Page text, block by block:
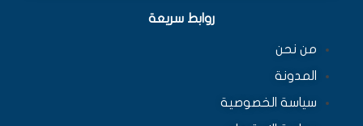
روابط سريعة
من نحن
المدونة
سياسة الخصوصية